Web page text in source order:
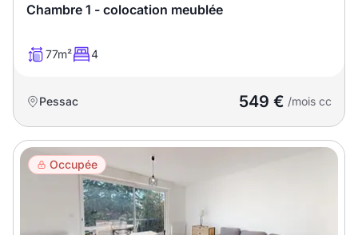
Chambre 1 - colocation meublée
77m² 4
Pessac 549 € /mois cc
Occupée